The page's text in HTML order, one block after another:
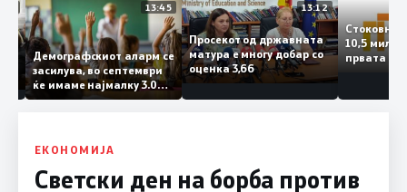
14:12 13:45
Демографскиот аларм се
засилува, во септември
ќе имаме најмалку 3.000
првачиња помалку
13:12
Просекот од државната
матура е многу добар со
оценка 3,66
10,5
првата
ЕКОНОМИЈА
Светски ден на борба против